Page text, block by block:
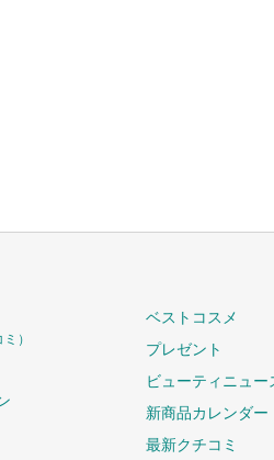
）
ベストコスメ
プレゼント
ビューティニュー
新商品カレンダー
最新クチコミ